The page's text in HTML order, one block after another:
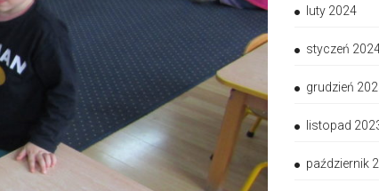
luty 2024
styczeń
grudzień
listopad
październik